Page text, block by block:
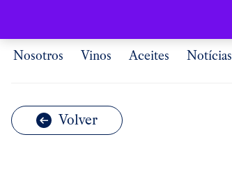
Nosotros Vinos Aceites Notícias
Volver